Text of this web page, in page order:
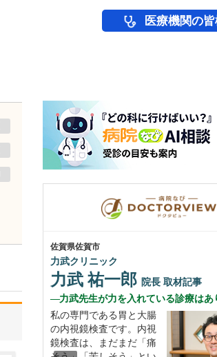
医療機関の
佐賀県佐賀市
力武クリニック
力武 祐一郎 院長 取材記事
力武先生が力を入れている診療はあ
私の専門である胃と大腸
の内視鏡検査です。内視
鏡検査は、まだまだ「痛